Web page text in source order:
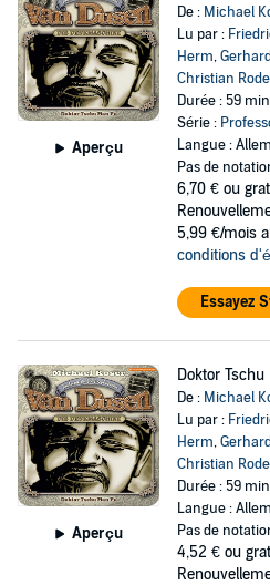
Aperçu
De : Michael
Lu par :
Herm,
Christian Rode
Durée : 59 min
Série :
Langue :
Pas de
6,70 € ou
5,99 €/mois
conditions
Essayez
Aperçu
Doktor
De : Michael
Lu par :
Herm,
Christian Rode
Durée : 59 min
Langue :
Pas de
4,52 € ou